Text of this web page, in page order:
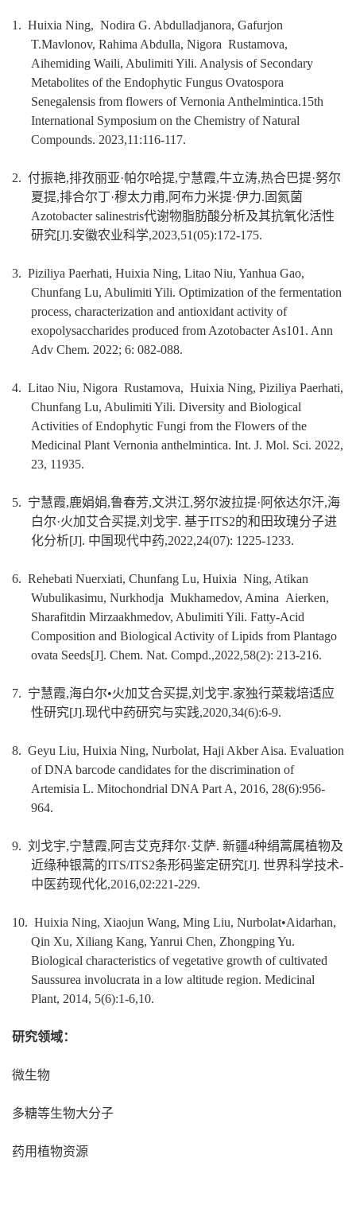
1. Huixia Ning, Nodira G. Abdulladjanora, Gafurjon
T.Mavlonov, Rahima Abdulla, Nigora Rustamova,
Aihemiding Waili, Abulimiti Yili. Analysis of Secondary
Metabolites of the Endophytic Fungus Ovatospora
Senegalensis from flowers of Vernonia Anthelmintica.15th
International Symposium on the Chemistry of Natural
Compounds. 2023,11:116-117.
2. 付振艳,排孜丽亚·帕尔哈提,宁慧霞,牛立涛,热合巴提·努尔
夏提,排合尔丁·穆太力甫,阿布力米提·伊力.固氮菌
Azotobacter salinestris代谢物脂肪酸分析及其抗氧化活性
研究[J].安徽农业科学,2023,51(05):172-175.
3. Piziliya Paerhati, Huixia Ning, Litao Niu, Yanhua Gao,
Chunfang Lu, Abulimiti Yili. Optimization of the fermentation
process, characterization and antioxidant activity of
exopolysaccharides produced from Azotobacter As101. Ann
Adv Chem. 2022; 6: 082-088.
4. Litao Niu, Nigora Rustamova, Huixia Ning, Piziliya Paerhati,
Chunfang Lu, Abulimiti Yili. Diversity and Biological
Activities of Endophytic Fungi from the Flowers of the
Medicinal Plant Vernonia anthelmintica. Int. J. Mol. Sci. 2022,
23, 11935.
5. 宁慧霞,鹿娟娟,鲁春芳,文洪江,努尔波拉提·阿依达尔汗,海
白尔·火加艾合买提,刘戈宇. 基于ITS2的和田玫瑰分子进
化分析[J]. 中国现代中药,2022,24(07): 1225-1233.
6. Rehebati Nuerxiati, Chunfang Lu, Huixia Ning, Atikan
Wubulikasimu, Nurkhodja Mukhamedov, Amina Aierken,
Sharafitdin Mirzaakhmedov, Abulimiti Yili. Fatty-Acid
Composition and Biological Activity of Lipids from Plantago
ovata Seeds[J]. Chem. Nat. Compd.,2022,58(2): 213-216.
7. 宁慧霞,海白尔•火加艾合买提,刘戈宇.家独行菜栽培适应
性研究[J].现代中药研究与实践,2020,34(6):6-9.
8. Geyu Liu, Huixia Ning, Nurbolat, Haji Akber Aisa. Evaluation
of DNA barcode candidates for the discrimination of
Artemisia L. Mitochondrial DNA Part A, 2016, 28(6):956-
964.
9. 刘戈宇,宁慧霞,阿吉艾克拜尔·艾萨. 新疆4种绢蒿属植物及
近缘种银蒿的ITS/ITS2条形码鉴定研究[J]. 世界科学技术-
中医药现代化,2016,02:221-229.
10. Huixia Ning, Xiaojun Wang, Ming Liu, Nurbolat•Aidarhan,
Qin Xu, Xiliang Kang, Yanrui Chen, Zhongping Yu.
Biological characteristics of vegetative growth of cultivated
Saussurea involucrata in a low altitude region. Medicinal
Plant, 2014, 5(6):1-6,10.
研究领域：
微生物
多糖等生物大分子
药用植物资源